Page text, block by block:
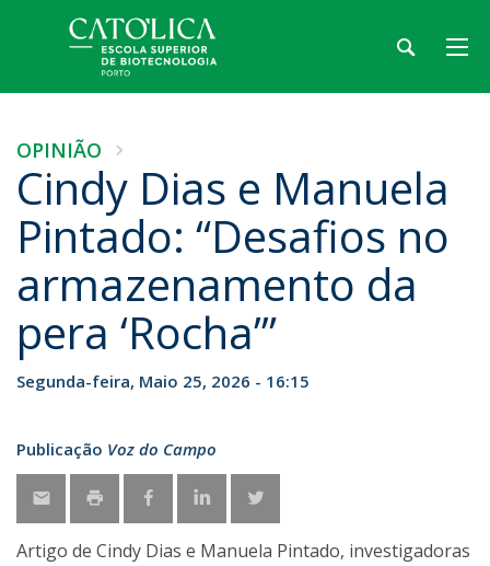
OPINIÃO
Cindy Dias e Manuela
Pintado: “Desafios no
armazenamento da
pera ‘Rocha’”
Segunda-feira, Maio 25, 2026 - 16:15
Publicação Voz do Campo
Artigo de Cindy Dias e Manuela Pintado, investigadoras